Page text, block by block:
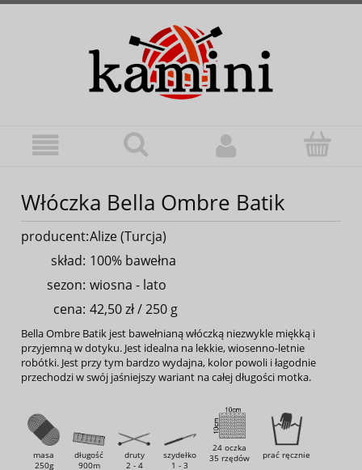
Włóczka Bella Ombre Batik
producent:Alize(Turcja)
skład: 100% bawełna
sezon: wiosna - lato
cena: 42,50 zł/ 250 g
Bella Ombre Batik jest bawełnianą włóczką niezwykle miękką i
przyjemną w dotyku. Jest idealna na lekkie, wiosenno-letnie
robótki. Jest przy tym bardzo wydajna, kolor powoli i łagodnie
przechodzi w swój jaśniejszy wariant na całej długości motka.
masa
250g
długość
900m
druty
2 - 4
szydełko
1 - 3
24 oczka
35 rzędów
prać ręcznie